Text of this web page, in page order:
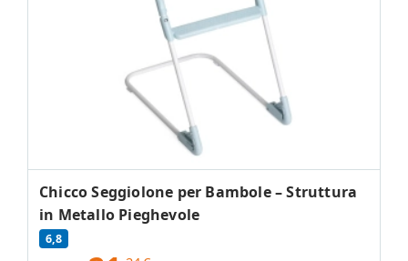
Chicco Seggiolone per Bambole – Struttura
in Metallo Pieghevole
6,8